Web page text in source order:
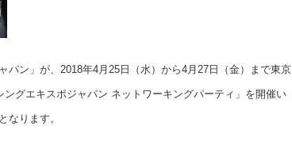
ン」が、2018年4月25日（水）から4月27日（金）まで東京
グエキスポジャパン ネットワーキングパーティ」を開催い
なります。